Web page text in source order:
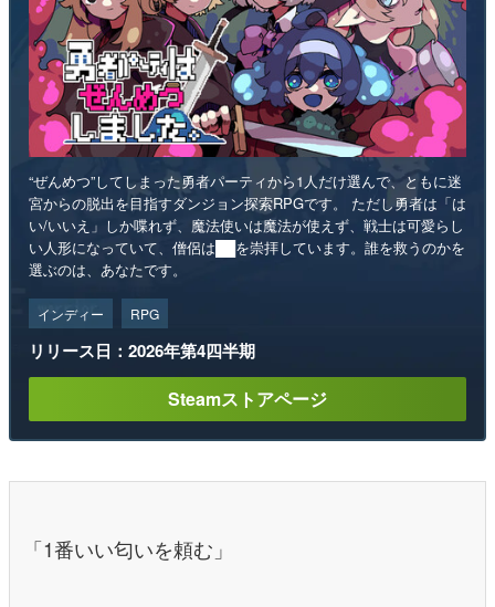
“ぜんめつ”してしまった勇者パーティから1人だけ選んで、ともに迷
宮からの脱出を目指すダンジョン探索RPGです。 ただし勇者は「は
い/いいえ」しか喋れず、魔法使いは魔法が使えず、戦士は可愛らし
い人形になっていて、僧侶は██を崇拝しています。誰を救うのかを
選ぶのは、あなたです。
インディー RPG
リリース日：2026年第4四半期
Steamストアページ
「1番いい匂いを頼む」